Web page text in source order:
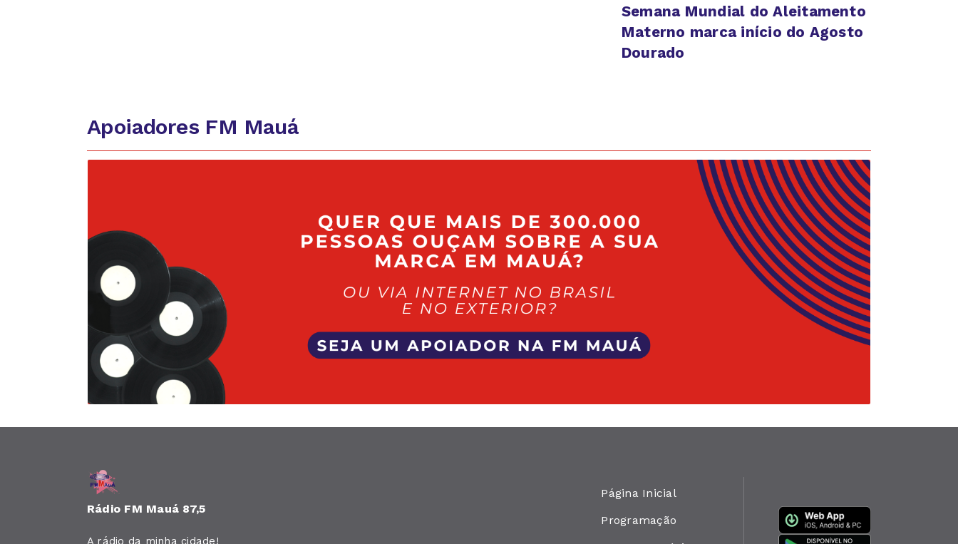
Semana Mundial do Aleitamento
Materno marca início do Agosto
Dourado
Apoiadores FM Mauá
Rádio FM Mauá 87,5
A rádio da minha cidade!
Página Inicial
Programação